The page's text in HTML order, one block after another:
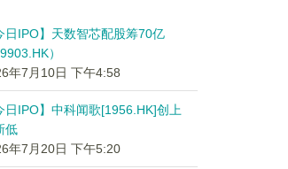
日IPO】天数智芯配股筹70亿
）
年7月10日 下午4:58
日IPO】中科闻歌[1956.HK]创上
低
年7月20日 下午5:20